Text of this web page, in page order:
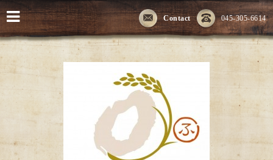
045-305-6614
Contact